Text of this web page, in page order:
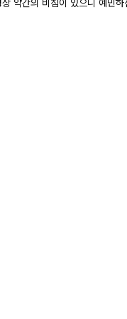
약간의 비침이 있으니 예민